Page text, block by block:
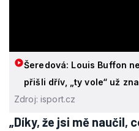
Šeredová: Louis Buffon
přišli dřív, „ty vole“ už
Zdroj: isport.cz
„Díky, že jsi mě naučil,